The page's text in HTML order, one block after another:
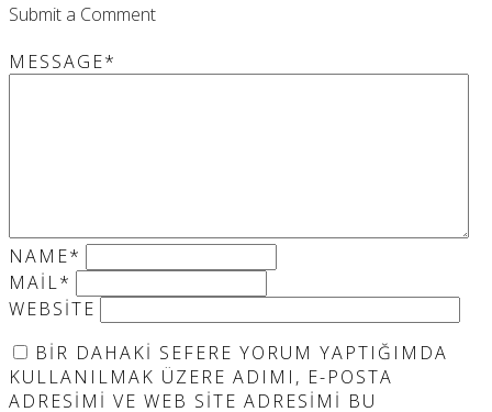
Submit a Comment
MESSAGE*
NAME*
MAIL*
WEBSITE
BIR DAHAKI SEFERE YORUM YAPTIĞIMDA
KULLANILMAK ÜZERE ADIMI, E-POSTA
ADRESIMI VE WEB SITE ADRESIMI BU